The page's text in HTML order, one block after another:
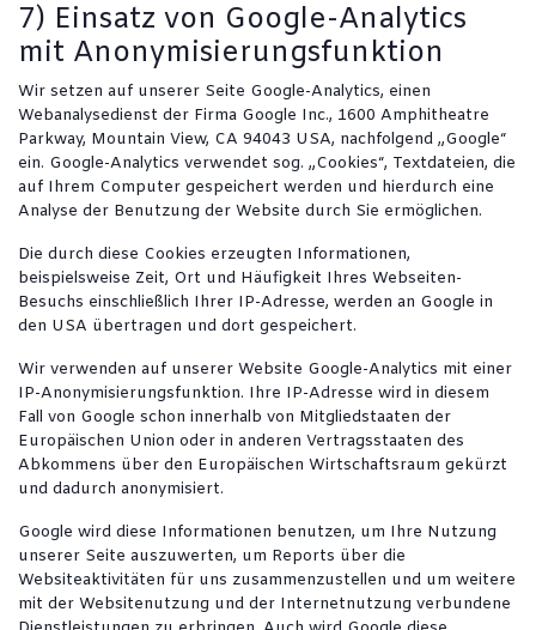
7) Einsatz von Google-Analytics
mit Anonymisierungsfunktion
Wir setzen auf unserer Seite Google-Analytics, einen
Webanalysedienst der Firma Google Inc., 1600 Amphitheatre
Parkway, Mountain View, CA 94043 USA, nachfolgend „Google“
ein. Google-Analytics verwendet sog. „Cookies“, Textdateien, die
auf Ihrem Computer gespeichert werden und hierdurch eine
Analyse der Benutzung der Website durch Sie ermöglichen.
Die durch diese Cookies erzeugten Informationen,
beispielsweise Zeit, Ort und Häufigkeit Ihres Webseiten-
Besuchs einschließlich Ihrer IP-Adresse, werden an Google in
den USA übertragen und dort gespeichert.
Wir verwenden auf unserer Website Google-Analytics mit einer
IP-Anonymisierungsfunktion. Ihre IP-Adresse wird in diesem
Fall von Google schon innerhalb von Mitgliedstaaten der
Europäischen Union oder in anderen Vertragsstaaten des
Abkommens über den Europäischen Wirtschaftsraum gekürzt
und dadurch anonymisiert.
Google wird diese Informationen benutzen, um Ihre Nutzung
unserer Seite auszuwerten, um Reports über die
Websiteaktivitäten für uns zusammenzustellen und um weitere
mit der Websitenutzung und der Internetnutzung verbundene